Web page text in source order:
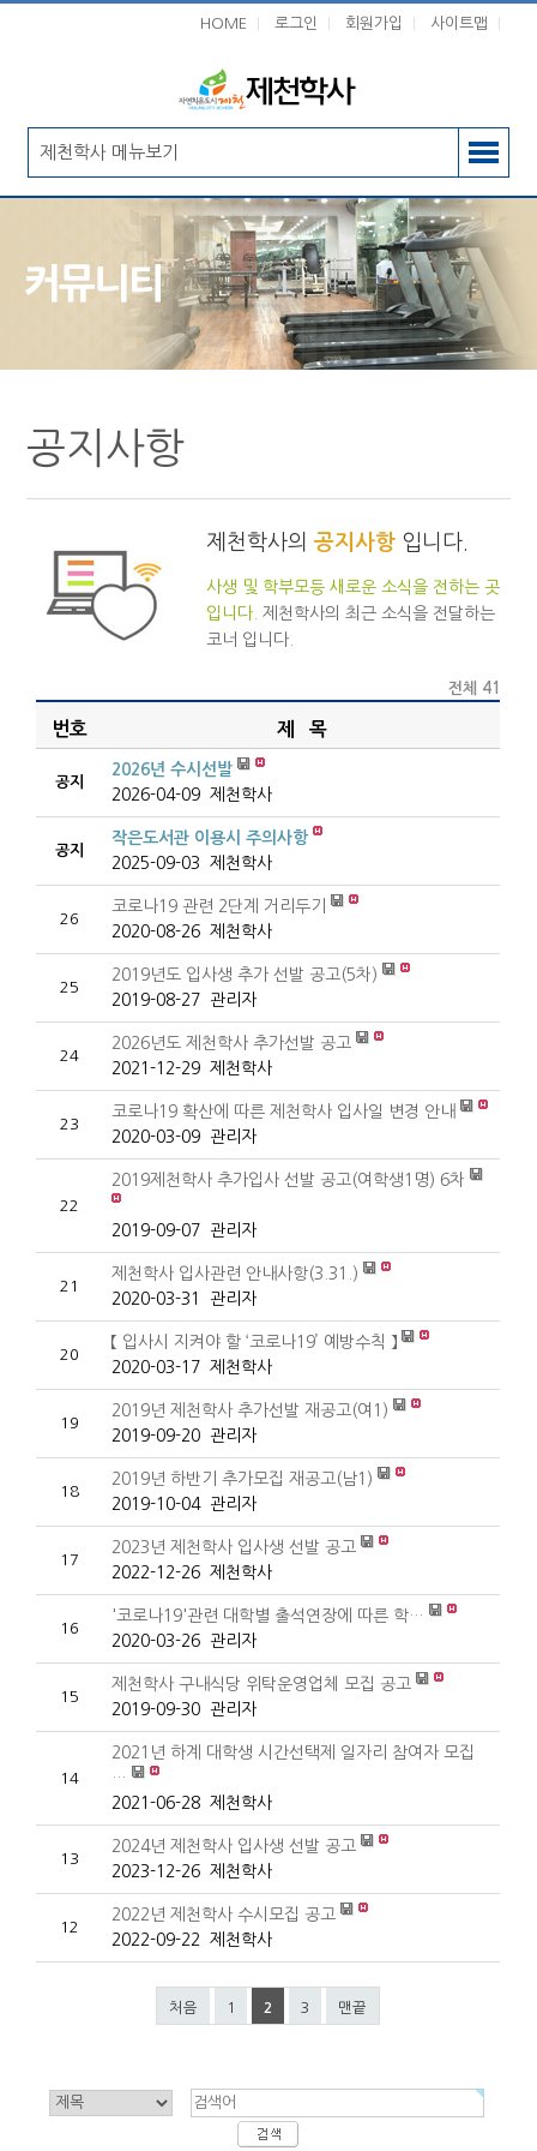
HOME 로그인 회원가입 사이트맵
제천학사 메뉴보기
커뮤니티
공지사항
제천학사의 공지사항 입니다.
사생 및 학부모등 새로운 소식을 전하는 곳
입니다. 제천학사의 최근 소식을 전달하는
코너 입니다.
전체 41
번호 제 목
공지
2026년 수시선발
2026-04-09제천학사
공지
작은도서관 이용시 주의사항
2025-09-03제천학사
26
코로나19 관련 2단계 거리두기
2020-08-26제천학사
25
2019년도 입사생 추가 선발 공고(5차)
2019-08-27관리자
24
2026년도 제천학사 추가선발 공고
2021-12-29제천학사
23
코로나19 확산에 따른 제천학사 입사일 변경 안내
2020-03-09관리자
22
2019제천학사 추가입사 선발 공고(여학생1명) 6차
2019-09-07관리자
21
제천학사 입사관련 안내사항(3.31.)
2020-03-31관리자
20
【 입사시 지켜야 할 ‘코로나19’ 예방수칙 】
2020-03-17제천학사
19
2019년 제천학사 추가선발 재공고(여1)
2019-09-20관리자
18
2019년 하반기 추가모집 재공고(남1)
2019-10-04관리자
17
2023년 제천학사 입사생 선발 공고
2022-12-26제천학사
16
'코로나19'관련 대학별 출석연장에 따른 학…
2020-03-26관리자
15
제천학사 구내식당 위탁운영업체 모집 공고
2019-09-30관리자
14
2021년 하계 대학생 시간선택제 일자리 참여자 모집
…
2021-06-28제천학사
13
2024년 제천학사 입사생 선발 공고
2023-12-26제천학사
12
2022년 제천학사 수시모집 공고
2022-09-22제천학사
처음 1 2 3 맨끝